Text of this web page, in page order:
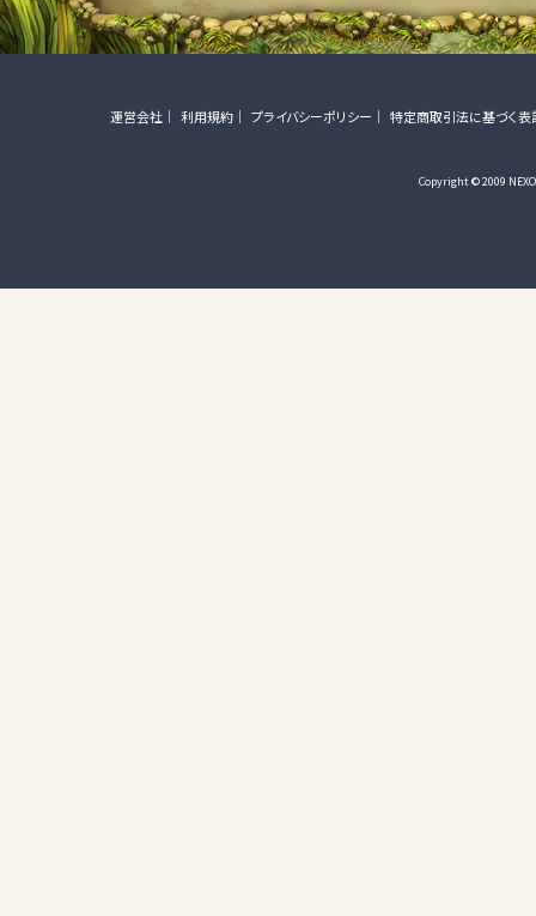
運営会社 利用規約 プライバシーポリシー 特定商取引法に基づく表
Copyright © 2009